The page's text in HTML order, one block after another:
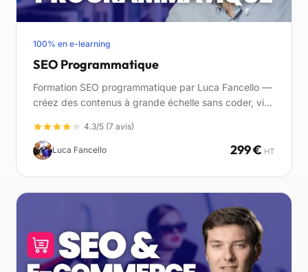
100% en e-learning
SEO Programmatique
Formation SEO programmatique par Luca Fancello —
créez des contenus à grande échelle sans coder, via
Make).
4.3/5 (7 avis)
Luca Fancello 299 € HT